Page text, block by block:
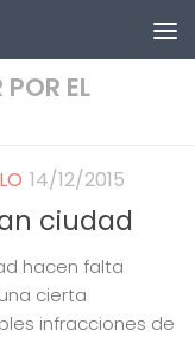
EL
14/12/2015
ciudad
hacen falta
cierta
infracciones de